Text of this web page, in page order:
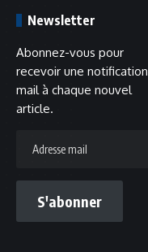
Newsletter
Abonnez-vous pour
recevoir une notification
mail à chaque nouvel
article.
mail
S'abonner